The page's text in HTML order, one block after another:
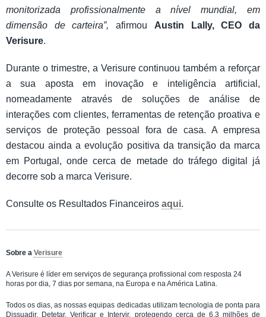
monitorizada profissionalmente a nível mundial, em
dimensão de carteira”, afirmou Austin Lally, CEO da
Verisure.
Durante o trimestre, a Verisure continuou também a reforçar
a sua aposta em inovação e inteligência artificial,
nomeadamente através de soluções de análise de
interações com clientes, ferramentas de retenção proativa e
serviços de proteção pessoal fora de casa. A empresa
destacou ainda a evolução positiva da transição da marca
em Portugal, onde cerca de metade do tráfego digital já
decorre sob a marca Verisure.
Consulte os Resultados Financeiros aqui.
Sobre a Verisure
A Verisure é líder em serviços de segurança profissional com resposta 24
horas por dia, 7 dias por semana, na Europa e na América Latina.
Todos os dias, as nossas equipas dedicadas utilizam tecnologia de ponta para
Dissuadir, Detetar, Verificar e Intervir, protegendo cerca de 6,3 milhões de